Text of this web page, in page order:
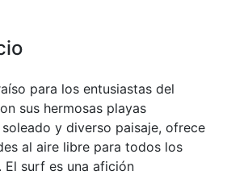
para los entusiastas del
sus hermosas playas
y diverso paisaje, ofrece
al aire libre para todos los
El surf es una afición